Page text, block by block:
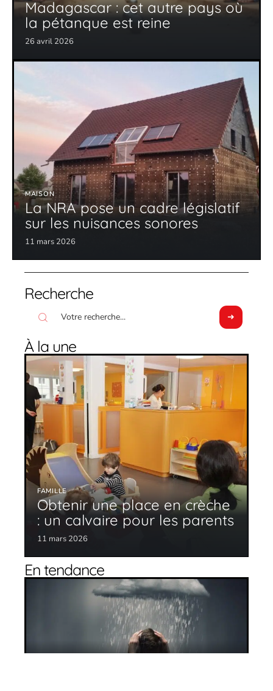
Madagascar : cet autre pays où
la pétanque est reine
26 avril 2026
MAISON
La NRA pose un cadre législatif
sur les nuisances sonores
11 mars 2026
Recherche
À la une
FAMILLE
Obtenir une place en crèche
: un calvaire pour les parents
11 mars 2026
En tendance
Dépression : comment l’identifier ?